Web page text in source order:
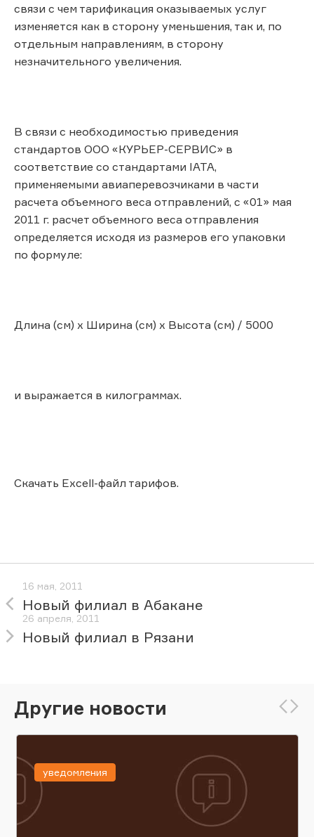
связи с чем тарификация оказываемых услуг
изменяется как в сторону уменьшения, так и, по
отдельным направлениям, в сторону
незначительного увеличения.
В связи с необходимостью приведения
стандартов ООО «КУРЬЕР-СЕРВИС» в
соответствие со стандартами IATA,
применяемыми авиаперевозчиками в части
расчета объемного веса отправлений, с «01» мая
2011 г. расчет объемного веса отправления
определяется исходя из размеров его упаковки
по формуле:
Длина (см) х Ширина (см) х Высота (см) / 5000
и выражается в килограммах.
Скачать Excell-файл тарифов.
16 мая, 2011
Новый филиал в Абакане
26 апреля, 2011
Новый филиал в Рязани
Другие новости
уведомления